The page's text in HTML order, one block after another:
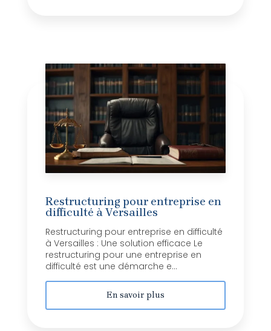
Restructuring pour entreprise en
difficulté à Versailles
Restructuring pour entreprise en difficulté
à Versailles : Une solution efficace Le
restructuring pour une entreprise en
difficulté est une démarche e...
En savoir plus